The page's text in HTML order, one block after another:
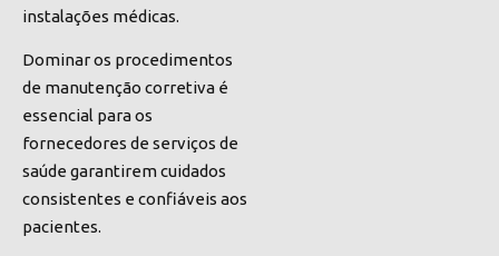
instalações médicas.
Dominar os procedimentos
de manutenção corretiva é
essencial para os
fornecedores de serviços de
saúde garantirem cuidados
consistentes e confiáveis aos
pacientes.